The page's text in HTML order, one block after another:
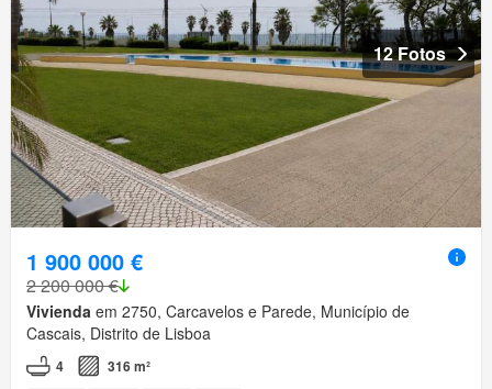
12 Fotos
1 900 000 €
2 200 000 €
Vivienda em 2750, Carcavelos e Parede, Município de
Cascais, Distrito de Lisboa
4 316 m²